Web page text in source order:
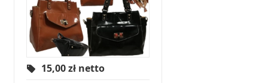
15,00zł netto